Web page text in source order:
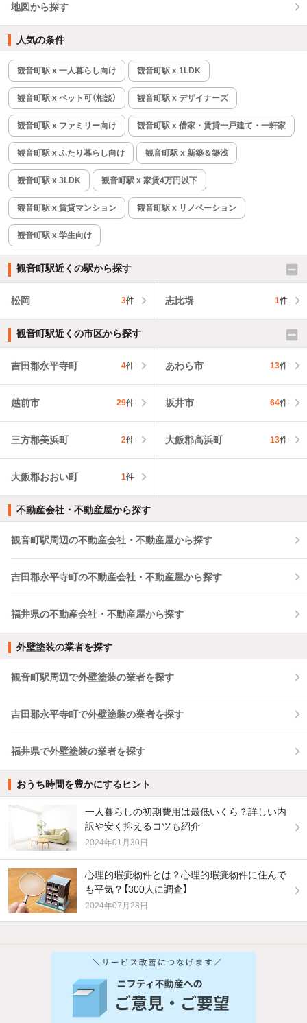
地図から探す
人気の条件
観音町駅 x 一人暮らし向け 観音町駅 x 1LDK
観音町駅 x ペット可（相談） 観音町駅 x デザイナーズ
観音町駅 x ファミリー向け 観音町駅 x 借家・賃貸一戸建て・一軒家
観音町駅 x ふたり暮らし向け 観音町駅 x 新築＆築浅
観音町駅 x 3LDK 観音町駅 x 家賃4万円以下
観音町駅 x 賃貸マンション 観音町駅 x リノベーション
観音町駅 x 学生向け
観音町駅近くの駅から探す
松岡 3件 志比堺 1件
観音町駅近くの市区から探す
吉田郡永平寺町 4件 あわら市 13件
越前市 29件 坂井市 64件
三方郡美浜町 2件 大飯郡高浜町 13件
大飯郡おおい町 1件
不動産会社・不動産屋から探す
観音町駅周辺の不動産会社・不動産屋から探す
吉田郡永平寺町の不動産会社・不動産屋から探す
福井県の不動産会社・不動産屋から探す
外壁塗装の業者を探す
観音町駅周辺で外壁塗装の業者を探す
吉田郡永平寺町で外壁塗装の業者を探す
福井県で外壁塗装の業者を探す
おうち時間を豊かにするヒント
一人暮らしの初期費用は最低いくら？詳しい内
訳や安く抑えるコツも紹介
2024年01月30日
心理的瑕疵物件とは？心理的瑕疵物件に住んで
も平気？【300人に調査】
2024年07月28日
他の人はこんな条件で絞り込んでいます！
バス・トイレ別 2階以上